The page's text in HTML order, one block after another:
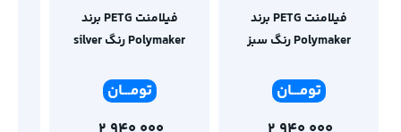
فیلامنت PETG برند
Polymaker رنگ سبز
تومـــان
فیلامنت PETG برند
Polymaker رنگ silver
تومـــان